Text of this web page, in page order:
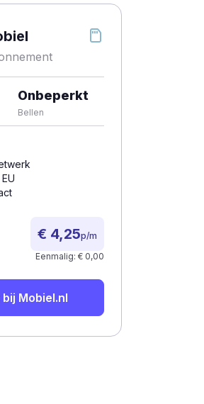
Onbeperkt
Bellen
€ 4,25p/m
Eenmalig: € 0,00
bij Mobiel.nl